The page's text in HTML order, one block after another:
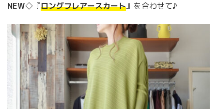
NEW◇『ロングフレアースカート』を合わせて♪